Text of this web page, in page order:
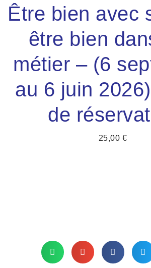
Être bien avec
être bien
métier – (6
au 6 juin
de
25,00 €